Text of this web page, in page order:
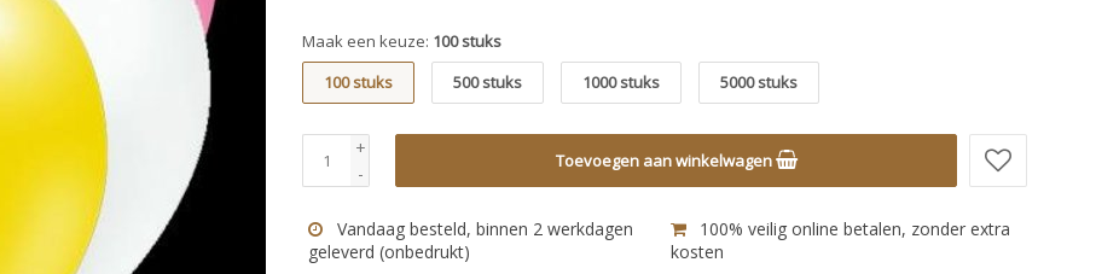
Maak een keuze: 100 stuks
100 stuks
500 stuks 1000 stuks 5000 stuks
+
-
Toevoegen aan winkelwagen
Vandaag besteld, binnen 2 werkdagen
geleverd (onbedrukt)
100% veilig online betalen, zonder extra
kosten